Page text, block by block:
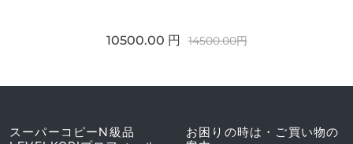
10500.00 円 14500.00円
スーパーコピーN級品
お困りの時は・ご買い物の